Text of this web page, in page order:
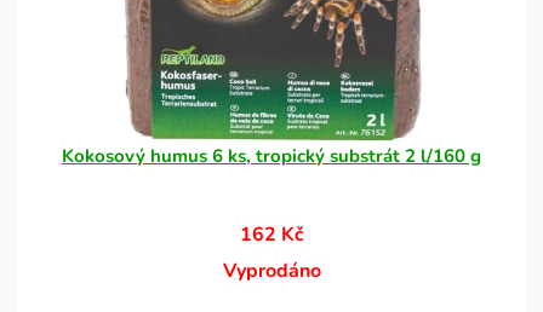
Kokosový humus 6 ks, tropický substrát 2 l/160 g
162 Kč
Vyprodáno